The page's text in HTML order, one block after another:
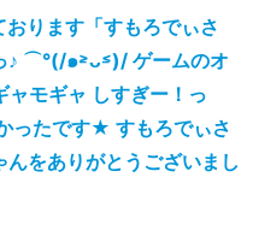
ります「すもろでぃさ
♪ ⌒°(/๑˃̵ᴗ˂̵)/ ゲームのオ
モギャ しすぎー！っ
ったです★ すもろでぃさ
をありがとうございまし